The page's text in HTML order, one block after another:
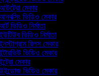
মেকার
ভিডিও মেকার
ভিডিও নির্মাতা
ভিডিও নির্মাতা
রিলস মেকার
ভিডিও মেকার
মেকার
ভিডিও মেকার